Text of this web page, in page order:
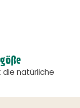
natürliche